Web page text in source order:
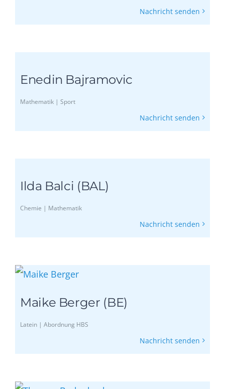
Nachricht senden
Enedin Bajramovic
Mathematik | Sport
Nachricht senden
Ilda Balci (BAL)
Chemie | Mathematik
Nachricht senden
Maike Berger (BE)
Latein | Abordnung HBS
Nachricht senden